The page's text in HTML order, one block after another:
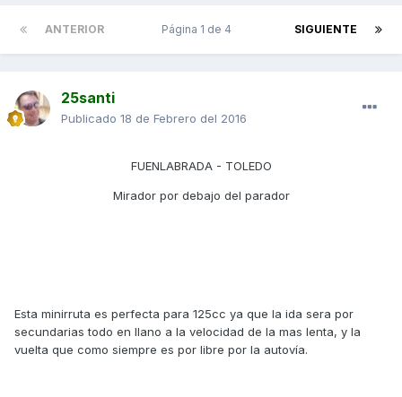
ANTERIOR SIGUIENTE
Página 1 de 4
25santi
Publicado 18 de Febrero del 2016
FUENLABRADA - TOLEDO
Mirador por debajo del parador
Esta minirruta es perfecta para 125cc ya que la ida sera por
secundarias todo en llano a la velocidad de la mas lenta, y la
vuelta que como siempre es por libre por la autovía.